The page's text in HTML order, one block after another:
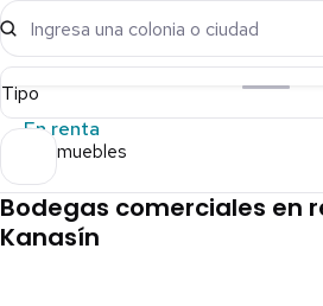
Ingresa una colonia o ciudad
Tipo
En renta
17 inmuebles
Bodegas comerciales en
Kanasín